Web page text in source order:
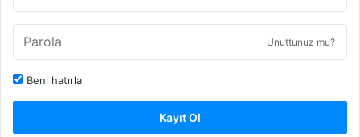
Unuttunuz mu?
Beni hatırla
Kayıt Ol